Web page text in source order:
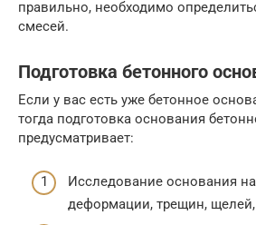
правильно, необходимо
смесей.
Подготовка бетонного
Если у вас есть уже бетонное
тогда подготовка основания
предусматривает:
Исследование основания
деформации, трещин,